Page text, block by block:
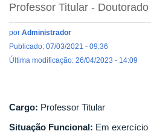
Professor Titular - Doutorado
por Administrador
Publicado: 07/03/2021 - 09:36
Última modificação: 26/04/2023 - 14:09
Cargo: Professor Titular
Situação Funcional: Em exercício